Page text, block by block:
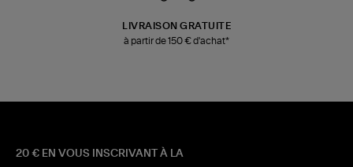
LIVRAISON GRATUITE
à partir de 150 € d'achat*
20 € EN VOUS INSCRIVANT À LA